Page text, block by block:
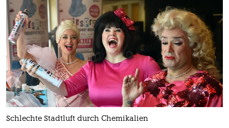
Schlechte Stadtluft durch Chemikalien